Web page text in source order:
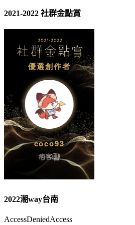
2021-2022 社群金點賞
2022潮way台南